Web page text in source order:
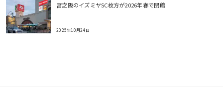
宮之阪のイズミヤSC枚方が2026年春で閉館
2025年10月24日